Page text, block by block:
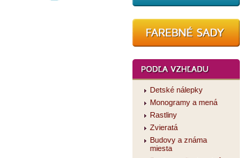
Detské nálepky
Monogramy a mená
Rastliny
Zvieratá
Budovy a známa
miesta